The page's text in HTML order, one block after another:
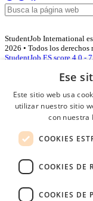
StudentJob International
2026 • Todos los derechos
StudentJob ES score 4.0 -
Acceso empresas
Contraseña
Recordarme
Conectarse
Ese
Este sitio web usa
utilizar nuestro sitio
con nuestra
COOKIES
COOKIES DE
COOKIES DE